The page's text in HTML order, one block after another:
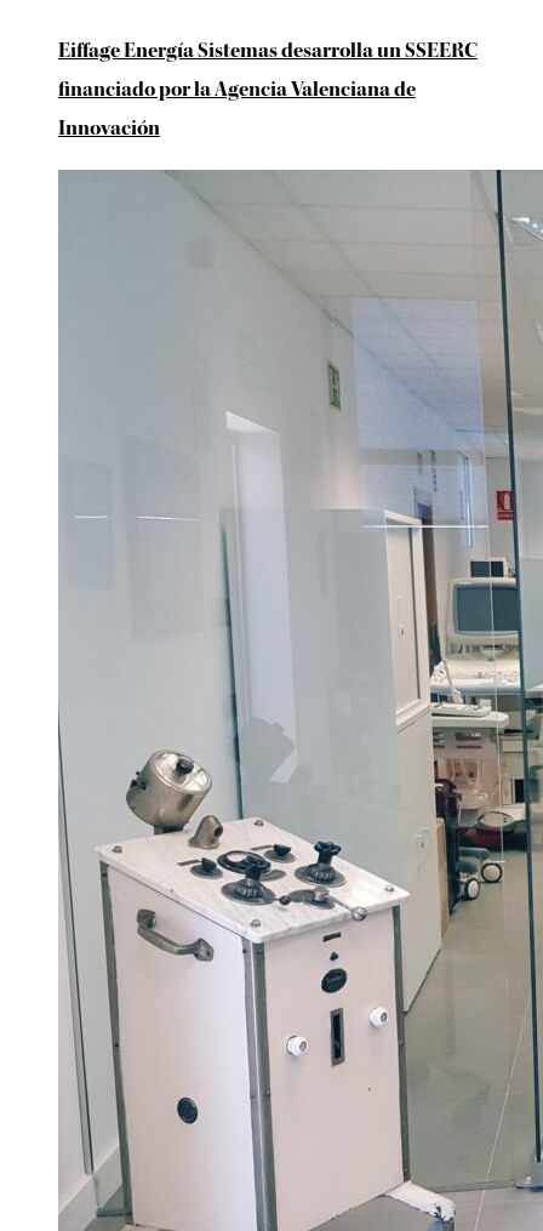
Eiffage Energía Sistemas desarrolla un SSEERC
financiado por la Agencia Valenciana de
Innovación